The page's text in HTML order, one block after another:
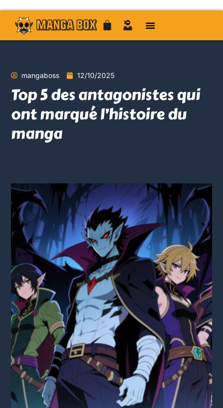
mangaboss 12/10/2025
Top 5 des antagonistes qui
ont marqué l’histoire du
manga